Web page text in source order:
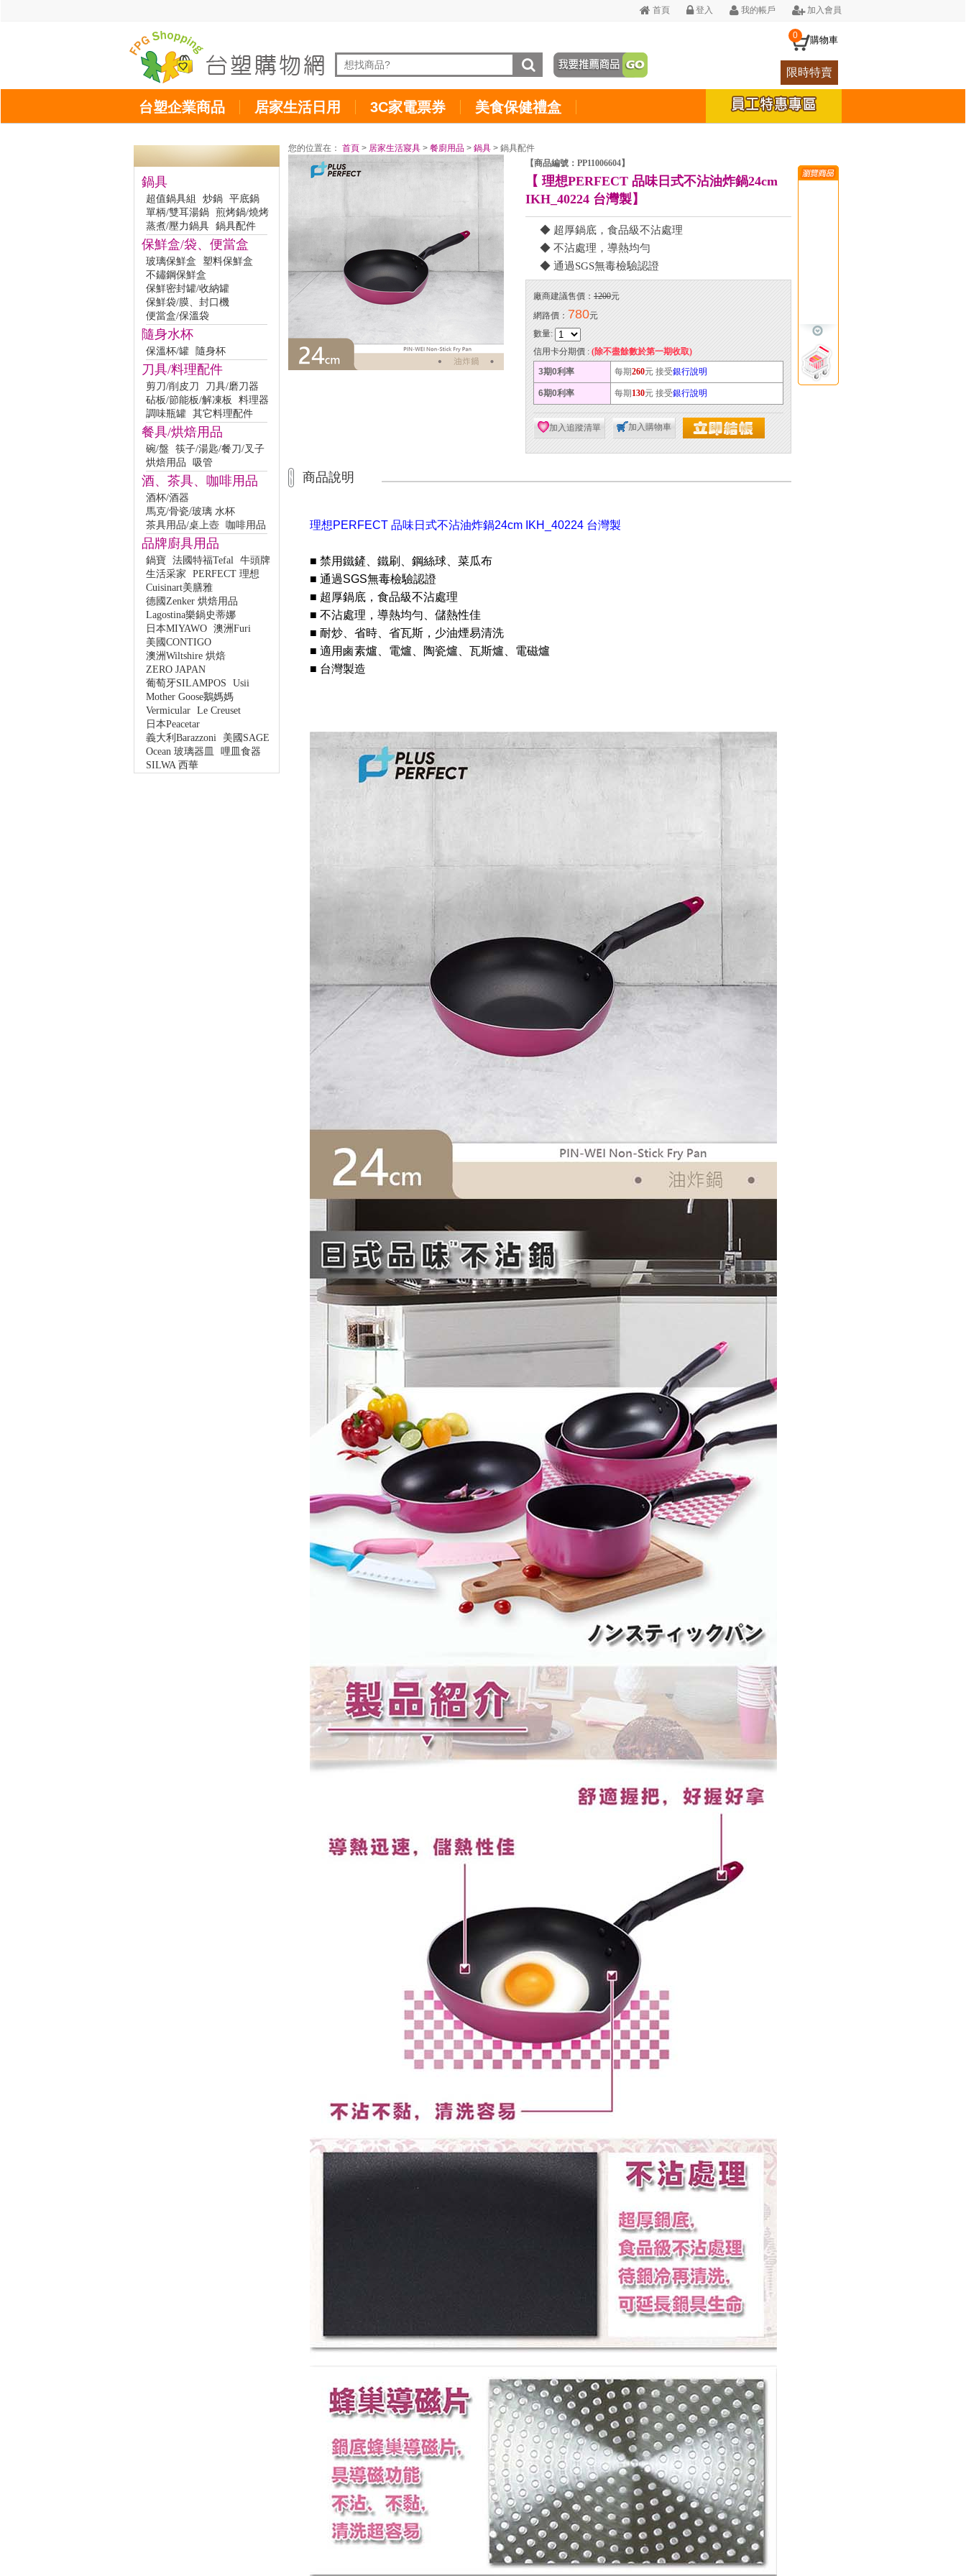
首頁 登入 我的帳戶 加入會員
0 購物車
限時特賣
台塑企業商品 居家生活日用 3C家電票券 美食保健禮盒
鍋具
超值鍋具組 炒鍋 平底鍋
單柄/雙耳湯鍋 煎烤鍋/燒烤
蒸煮/壓力鍋具 鍋具配件
保鮮盒/袋、便當盒
玻璃保鮮盒
塑料保鮮盒
不鏽鋼保鮮盒
保鮮密封罐/收納罐
保鮮袋/膜、封口機
便當盒/保溫袋
隨身水杯
保溫杯/罐 隨身杯
刀具/料理配件
剪刀/削皮刀
刀具/磨刀器
砧板/節能板/解凍板
料理器
調味瓶罐 其它料理配件
餐具/烘焙用品
碗/盤
筷子/湯匙/餐刀/叉子
烘焙用品
吸管
酒、茶具、咖啡用品
酒杯/酒器
馬克/骨瓷/玻璃 水杯
茶具用品/桌上壺 咖啡用品
品牌廚具用品
鍋寶 法國特福Tefal 牛頭牌
生活采家
PERFECT 理想
Cuisinart美膳雅
德國Zenker 烘焙用品
Lagostina樂鍋史蒂娜
日本MIYAWO 澳洲Furi
美國CONTIGO
澳洲Wiltshire 烘焙
ZERO JAPAN
葡萄牙SILAMPOS
Usii
Mother Goose鵝媽媽
Vermicular Le Creuset
日本Peacetar
義大利Barazzoni
美國SAGE
Ocean 玻璃器皿
哩皿食器
SILWA 西華
您的位置在： 首頁 > 居家生活寢具 > 餐廚用品 > 鍋具 > 鍋具配件
【商品編號：PP11006604】
【 理想PERFECT 品味日式不沾油炸鍋24cm
IKH_40224 台灣製】
◆ 超厚鍋底，食品級不沾處理
◆ 不沾處理，導熱均勻
◆ 通過SGS無毒檢驗認證
廠商建議售價： 1200元
網路價： 780元
數量:
信用卡分期價 : (除不盡餘數於第一期收取)
3期0利率
每期260元 接受銀行說明
6期0利率 每期 130元 接受銀行說明
加入追蹤清單 加入購物車
商品說明
理想PERFECT 品味日式不沾油炸鍋24cm IKH_40224 台灣製
■ 禁用鐵鏟、鐵刷、鋼絲球、菜瓜布
■ 通過SGS無毒檢驗認證
■ 超厚鍋底，食品級不沾處理
■ 不沾處理，導熱均勻、儲熱性佳
■ 耐炒、省時、省瓦斯，少油煙易清洗
■ 適用鹵素爐、電爐、陶瓷爐、瓦斯爐、電磁爐
■ 台灣製造